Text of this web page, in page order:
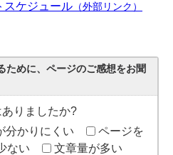
スケジュール （外部リンク）
ために、ページのご感想をお聞
りましたか?
分かりにくい
ページを
ない 文章量が多い